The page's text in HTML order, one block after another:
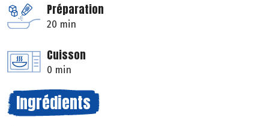
Préparation
20 min
Cuisson
0 min
Ingrédients